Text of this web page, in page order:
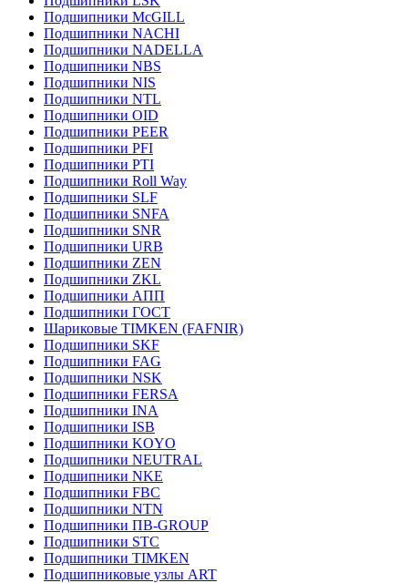
Подшипники McGILL
Подшипники NACHI
Подшипники NADELLA
Подшипники NBS
Подшипники NIS
Подшипники NTL
Подшипники OID
Подшипники PEER
Подшипники PFI
Подшипники PTI
Подшипники Roll Way
Подшипники SLF
Подшипники SNFA
Подшипники SNR
Подшипники URB
Подшипники ZEN
Подшипники ZKL
Подшипники АПП
Подшипники ГОСТ
Шариковые ТІMKEN (FAFNIR)
Подшипники SKF
Подшипники FAG
Подшипники NSK
Подшипники FERSA
Подшипники INA
Подшипники ISB
Подшипники KOYO
Подшипники NEUTRAL
Подшипники NKE
Подшипники FBC
Подшипники NTN
Подшипники ПВ-GROUP
Подшипники STC
Подшипники TIMKEN
Подшипниковые узлы ART